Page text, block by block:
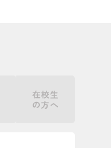
在校生
の方へ